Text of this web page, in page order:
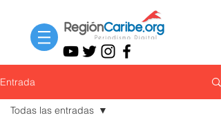
Entrada
Todas las entradas